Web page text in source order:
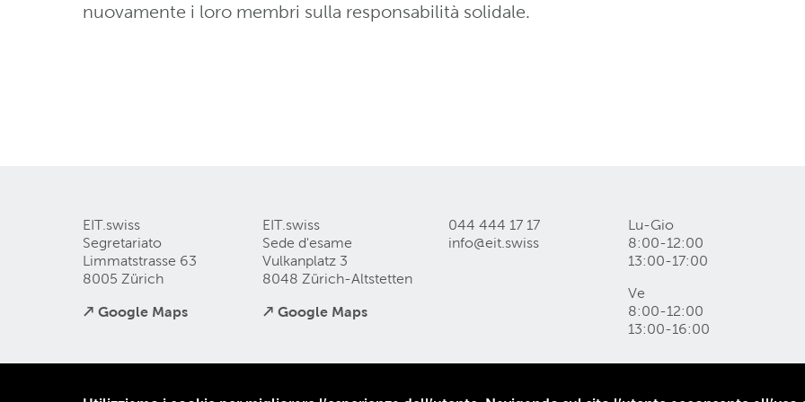
nuovamente i loro membri sulla responsabilità solidale.
EIT.swiss
Segretariato
Limmatstrasse 63
8005 Zürich
↗ Google Maps
EIT.swiss
Sede d'esame
Vulkanplatz 3
8048 Zürich-Altstetten
↗ Google Maps
044 444 17 17
info@eit swiss
Lu-Gio
8:00-12:00
13:00-17:00
Ve
8:00-12:00
13:00-16:00